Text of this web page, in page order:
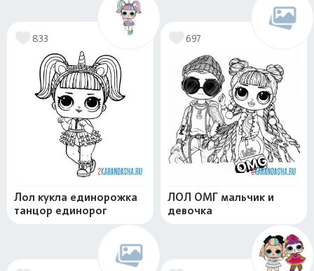
833
Лол кукла единорожка
танцор единорог
697
ЛОЛ ОМГ мальчик и
девочка